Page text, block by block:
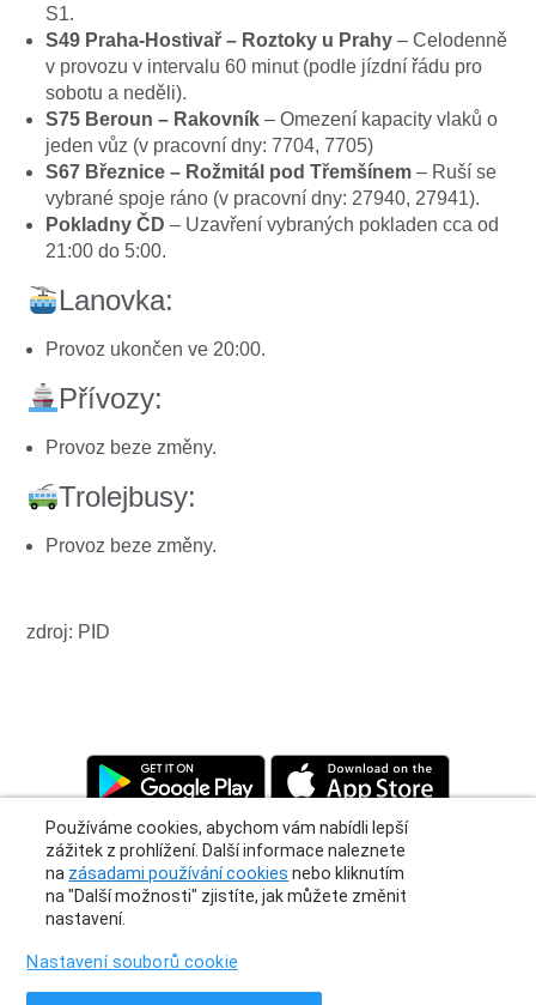
S1.
S49 Praha-Hostivař – Roztoky u Prahy – Celodenně
v provozu v intervalu 60 minut (podle jízdní řádu pro
sobotu a neděli).
S75 Beroun – Rakovník – Omezení kapacity vlaků o
jeden vůz (v pracovní dny: 7704, 7705)
S67 Březnice – Rožmitál pod Třemšínem – Ruší se
vybrané spoje ráno (v pracovní dny: 27940, 27941).
Pokladny ČD – Uzavření vybraných pokladen cca od
21:00 do 5:00.
Lanovka:
Provoz ukončen ve 20:00.
Přívozy:
Provoz beze změny.
Trolejbusy:
Provoz beze změny.
zdroj: PID
© 2026 Moovit Updates - All Rights Reserved.
zážitek z prohlížení. Další informace naleznete
nazásadami používání cookiesnebo kliknutím
na "Další možnosti" zjistíte, jak můžete změnit
nastavení.